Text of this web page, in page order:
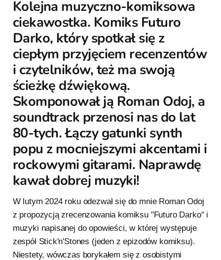
Kolejna muzyczno-komiksowa
ciekawostka. Komiks Futuro
Darko, który spotkał się z
ciepłym przyjęciem recenzentów
i czytelników, też ma swoją
ścieżkę dźwiękową.
Skomponował ją Roman Odoj, a
soundtrack przenosi nas do lat
80-tych. Łączy gatunki synth
popu z mocniejszymi akcentami i
rockowymi gitarami. Naprawdę
kawał dobrej muzyki!
W lutym 2024 roku odezwał się do mnie Roman Odoj
z propozycją zrecenzowania komiksu "Futuro Darko" i
muzyki napisanej do opowieści, w której występuje
zespół Stick'n'Stones (jeden z epizodów komiksu).
Niestety, wówczas borykałem się z osobistymi